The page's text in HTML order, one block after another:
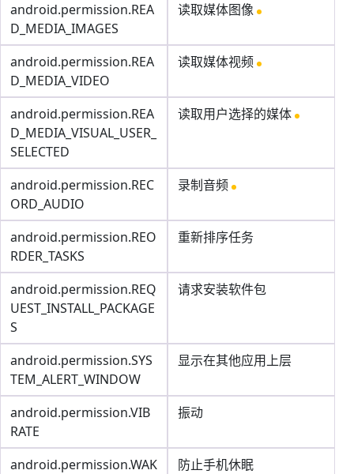
android.permission.REA
D_MEDIA_IMAGES
读取媒体图像
android.permission.REA
D_MEDIA_VIDEO
读取媒体视频
android.permission.REA
D_MEDIA_VISUAL_USER_
SELECTED
读取用户选择的媒体
android.permission.REC
ORD_AUDIO
录制音频
android.permission.REO
RDER_TASKS
重新排序任务
android.permission.REQ
UEST_INSTALL_PACKAGE
S
请求安装软件包
android.permission.SYS
TEM_ALERT_WINDOW
显示在其他应用上层
android.permission.VIB
RATE
振动
android.permission.WAK
防止手机休眠